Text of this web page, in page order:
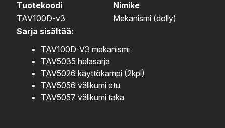
Tuotekoodi
Nimike
TAV100D-v3
Mekanismi (dolly)
Sarja sisältää:
TAV100D-V3 mekanismi
TAV5035 helasarja
TAV5026 käyttökampi (2kpl)
TAV5056 välikumi etu
TAV5057 välikumi taka